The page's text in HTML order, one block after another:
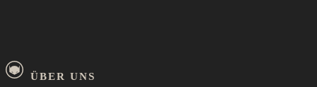
ÜBER UNS